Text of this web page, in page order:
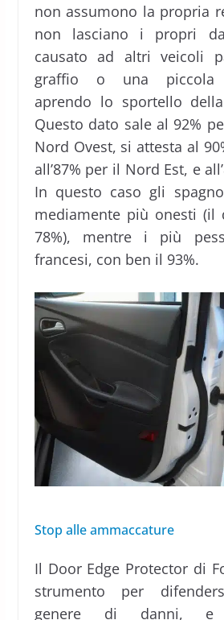
non assumono la propria
non lasciano i propri
causato ad altri veicoli
graffio o una piccola
aprendo lo sportello
Questo dato sale al 92%
Nord Ovest, si attesta al
all’87% per il Nord Est, e
In questo caso gli
mediamente più onesti (il
78%), mentre i più
francesi, con ben il 93%.
Stop alle ammaccature
Il Door Edge Protector di
strumento per
genere di danni, e